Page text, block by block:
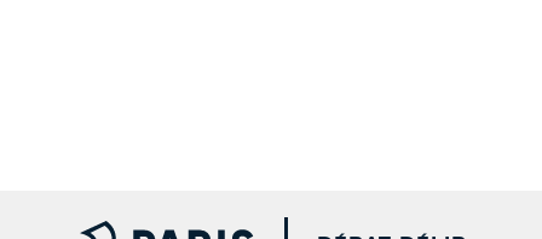
PARIS.FR [NEW